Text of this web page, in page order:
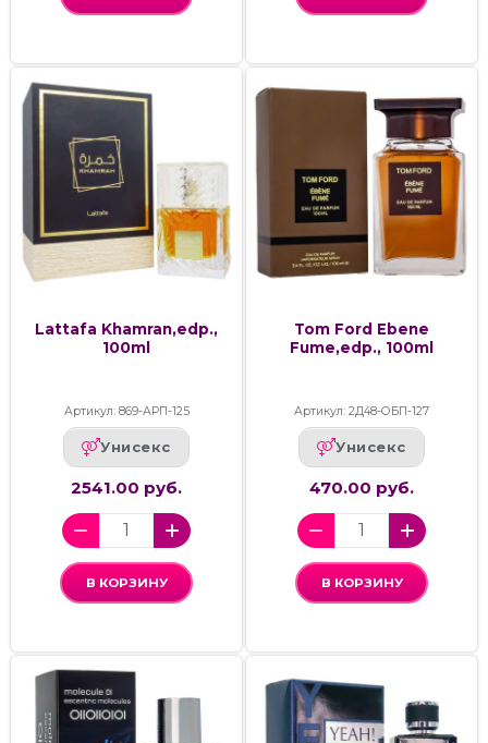
Lattafa Khamran,edp.,
100ml
Артикул: 869-АРП-125
Унисекс
2541.00 руб.
В КОРЗИНУ
Tom Ford Ebene
Fume,edp., 100ml
Артикул: 2Д48-ОБП-127
Унисекс
470.00 руб.
В КОРЗИНУ